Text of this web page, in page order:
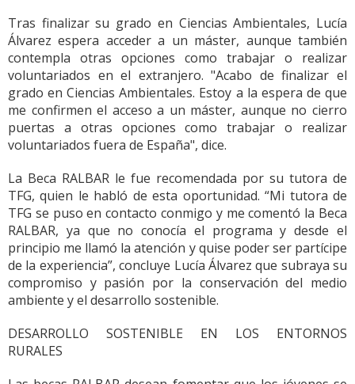
Tras finalizar su grado en Ciencias Ambientales, Lucía
Álvarez espera acceder a un máster, aunque también
contempla otras opciones como trabajar o realizar
voluntariados en el extranjero. "Acabo de finalizar el
grado en Ciencias Ambientales. Estoy a la espera de que
me confirmen el acceso a un máster, aunque no cierro
puertas a otras opciones como trabajar o realizar
voluntariados fuera de España", dice.
La Beca RALBAR le fue recomendada por su tutora de
TFG, quien le habló de esta oportunidad. “Mi tutora de
TFG se puso en contacto conmigo y me comentó la Beca
RALBAR, ya que no conocía el programa y desde el
principio me llamó la atención y quise poder ser partícipe
de la experiencia”, concluye Lucía Álvarez que subraya su
compromiso y pasión por la conservación del medio
ambiente y el desarrollo sostenible.
DESARROLLO SOSTENIBLE EN LOS ENTORNOS
RURALES